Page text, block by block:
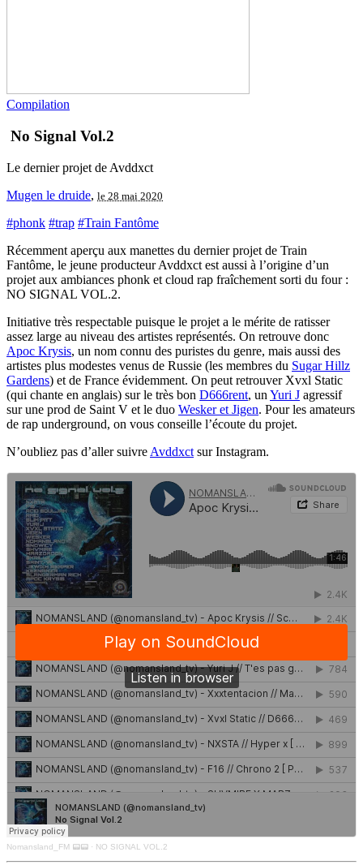
Compilation
No Signal Vol.2
Le dernier projet de Avddxct
Mugen le druide, le 28 mai 2020
#phonk #trap #Train Fantôme
Récemment aperçu aux manettes du dernier projet de Train
Fantôme, le jeune producteur Avddxct est aussi à l’origine d’un
projet aux ambiances phonk et cloud rap fraîchement sorti du four :
NO SIGNAL VOL.2.
Initiative très respectable puisque le projet a le mérite de ratisser
assez large au niveau des artistes représentés. On retrouve donc
Apoc Krysis, un nom connu des puristes du genre, mais aussi des
artistes plus modestes venus de Russie (les membres du Sugar Hillz
Gardens) et de France évidemment. On peut retrouver Xvxl Static
(qui chante en anglais) sur le très bon D666rent, un Yuri J agressif
sur une prod de Saint V et le duo Wesker et Jigen. Pour les amateurs
de rap underground, on vous conseille l’écoute du projet.
N’oubliez pas d’aller suivre Avddxct sur Instagram.
Nomansland_FM 📟📟 · NO SIGNAL VOL.2